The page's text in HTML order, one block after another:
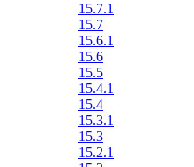
15.7.1
15.7
15.6.1
15.6
15.5
15.4.1
15.4
15.3.1
15.3
15.2.1